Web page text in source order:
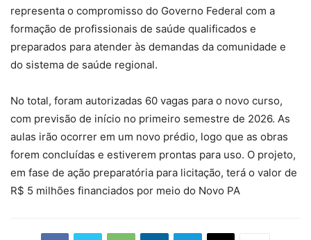
representa o compromisso do Governo Federal com a
formação de profissionais de saúde qualificados e
preparados para atender às demandas da comunidade e
do sistema de saúde regional.
No total, foram autorizadas 60 vagas para o novo curso,
com previsão de início no primeiro semestre de 2026. As
aulas irão ocorrer em um novo prédio, logo que as obras
forem concluídas e estiverem prontas para uso. O projeto,
em fase de ação preparatória para licitação, terá o valor de
R$ 5 milhões financiados por meio do Novo PA